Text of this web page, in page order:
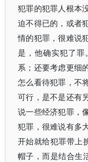
犯罪的犯罪人根本
迫不得已的，或者
情的犯罪，很难说
是，他确实犯了
系；还要考虑更细
怎么看待犯罪，不
可行，是不是还有
说一些经济犯罪，
犯罪，很难说有多
开始就给犯罪带上
帽子，而是结合生